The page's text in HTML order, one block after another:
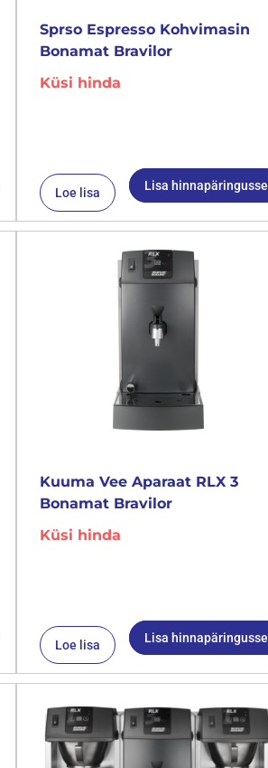
Sprso Espresso Kohvimasin
Bonamat Bravilor
Küsi hinda
Loe lisa Lisa hinnapäringusse
Kuuma Vee Aparaat RLX 3
Bonamat Bravilor
Küsi hinda
Loe lisa Lisa hinnapäringusse